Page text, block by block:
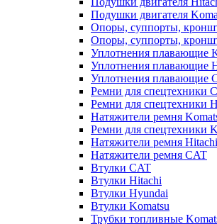
Подушки двигателя
Опоры, суппорты,
Опоры, суппорты,
Уплотнения плавающие
Уплотнения плавающие
Уплотнения плавающие
Ремни для спецтехники
Ремни для спецтехники
Натяжители ремня
Ремни для спецтехники
Натяжители ремня Hitachi
Натяжители ремня CAT
Втулки CAT
Втулки Hitachi
Втулки Hyundai
Втулки Komatsu
Трубки топливные